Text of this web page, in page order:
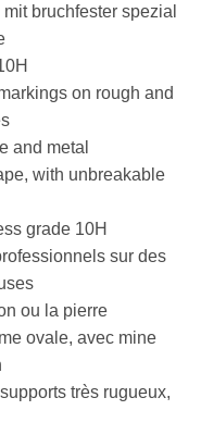
bruchfester spezial
on rough and
and metal
with unbreakable
grade 10H
sur des
ou la pierre
ovale, avec mine
très rugueux,